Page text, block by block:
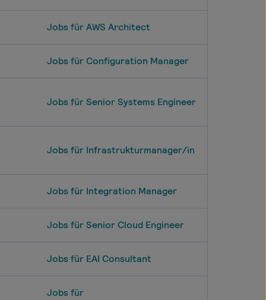
Jobs für AWS Architect
Jobs für Configuration Manager
Jobs für Senior Systems Engineer
Jobs für Infrastrukturmanager/in
Jobs für Integration Manager
Jobs für Senior Cloud Engineer
Jobs für EAI Consultant
Jobs für